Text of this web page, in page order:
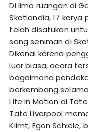
Di lima ruangan di
Skotlandia, 17 karya
telah disatukan
sang seniman di
Dikenal karena
luar biasa, acara
bagaimana
berkembang
Life in Motion di
Tate Liverpool
Klimt, Egon